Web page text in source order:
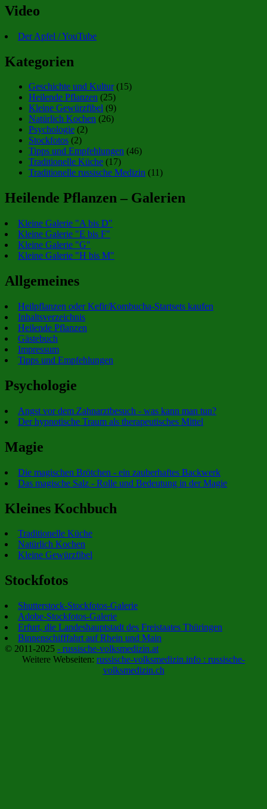
Video
Der Apfel / YouTube
Kategorien
Geschichte und Kultur(15)
Heilende Pflanzen (25)
Kleine Gewürzfibel (9)
Natürlich Kochen (26)
Psychologie (2)
Stockfotos (2)
Tipps und Empfehlungen (46)
Traditionelle Küche (17)
Traditionelle russische Medizin (11)
Heilende Pflanzen – Galerien
Kleine Galerie "A bis D"
Kleine Galerie "E bis F"
Kleine Galerie "G"
Kleine Galerie "H bis M"
Allgemeines
Heilpflanzen oder Kefir/Kombucha-Startsets kaufen
Inhaltsverzeichnis
Heilende Pflanzen
Gästebuch
Impressum
Tipps und Empfehlungen
Psychologie
Angst vor dem Zahnarztbesuch - was kann man tun?
Der hypnotische Traum als therapeutisches Mittel
Magie
Die magischen Brötchen - ein zauberhaftes Backwerk
Das magische Salz - Rolle und Bedeutung in der Magie
Kleines Kochbuch
Traditionelle Küche
Natürlich Kochen
Kleine Gewürzfibel
Stockfotos
Shutterstock-Stockfotos-Galerie
Adobe-Stockfotos-Galerie
Erfurt, die Landeshauptstadt des Freistaates Thüringen
Binnenschifffahrt auf Rhein und Main
© 2011-2025 - russische-volksmedizin.at
Weitere Webseiten: russische-volksmedizin.info : russische-
volksmedizin.ch